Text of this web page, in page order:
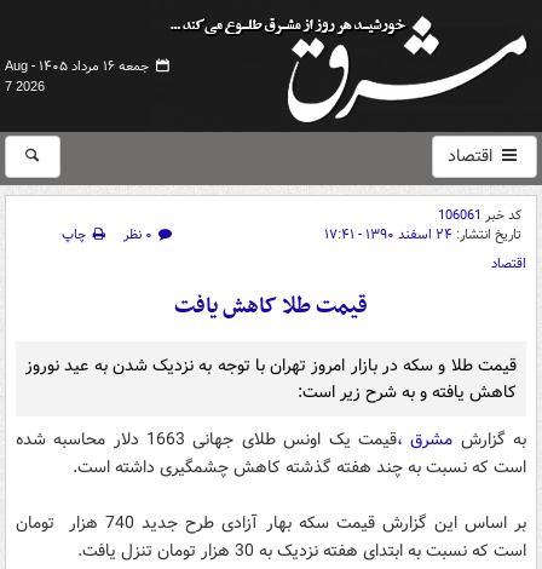
جمعه ۱۶ مرداد ۱۴۰۵ -
Aug
7 2026
اقتصاد
کد خبر 106061
تاریخ انتشار: ۲۴ اسفند ۱۳۹۰ - ۱۷:۴۱ ۰ نظر
چاپ
اقتصاد
قیمت طلا کاهش یافت
قیمت طلا و سکه در بازار امروز تهران با توجه به نزدیک شدن به عید نوروز
کاهش یافته و به شرح زیر است:
به گزارش مشرق ،
قیمت یک اونس طلای جهانی 1663 دلار محاسبه شده
است که نسبت به چند هفته گذشته کاهش چشمگیری داشته است.
بر اساس این گزارش قیمت سکه بهار آزادی طرح جدید 740 هزار تومان
است که نسبت به ابتدای هفته نزدیک به 30 هزار تومان تنزل یافت.